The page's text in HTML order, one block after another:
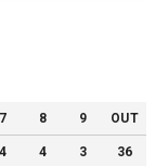
7 8 9 OUT
4 4 3 36